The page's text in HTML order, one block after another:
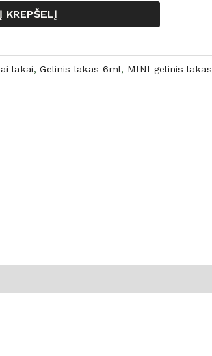
Į KREPŠELĮ
lakai, Gelinis lakas 6ml, MINI gelinis lakas